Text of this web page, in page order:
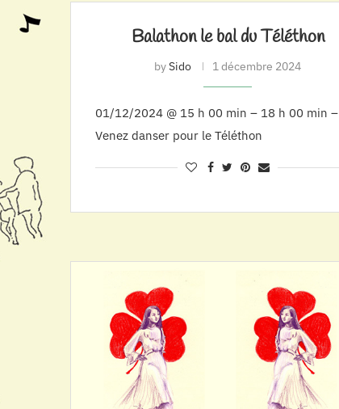
Balathon le bal du Téléthon
bySido 1 décembre 2024
01/12/2024 @ 15 h 00 min – 18 h 00 min –
Venez danser pour le Téléthon